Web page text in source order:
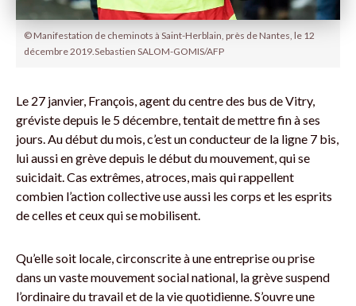
© Manifestation de cheminots à Saint-Herblain, près de Nantes, le 12
décembre 2019.Sebastien SALOM-GOMIS/AFP
Le 27 janvier, François, agent du centre des bus de Vitry,
gréviste depuis le 5 décembre, tentait de mettre fin à ses
jours. Au début du mois, c’est un conducteur de la ligne 7 bis,
lui aussi en grève depuis le début du mouvement, qui se
suicidait. Cas extrêmes, atroces, mais qui rappellent
combien l’action collective use aussi les corps et les esprits
de celles et ceux qui se mobilisent.
Qu’elle soit locale, circonscrite à une entreprise ou prise
dans un vaste mouvement social national, la grève suspend
l’ordinaire du travail et de la vie quotidienne. S’ouvre une